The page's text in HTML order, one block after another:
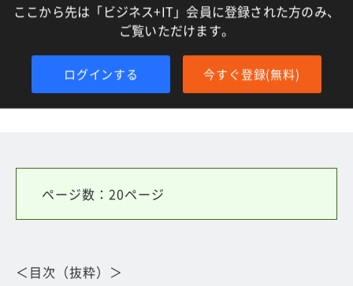
ここから先は「ビジネス+IT」会員に登録された方のみ、
ご覧いただけます。
ログインする 今すぐ登録(無料)
ページ数：20ページ
＜目次（抜粋）＞